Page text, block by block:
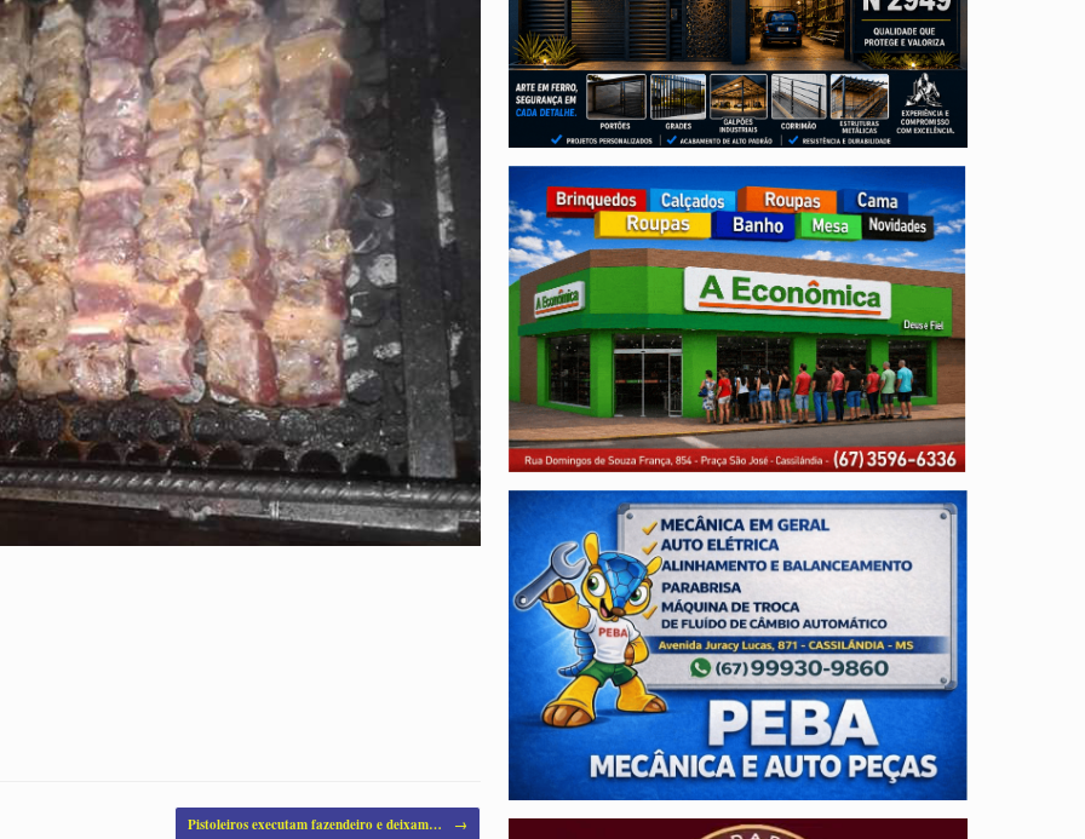
Pistoleiros executam fazendeiro e deixam… →